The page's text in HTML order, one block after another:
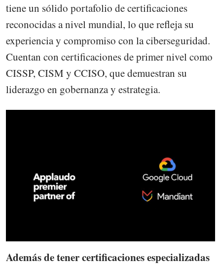
tiene un sólido portafolio de certificaciones
reconocidas a nivel mundial, lo que refleja su
experiencia y compromiso con la ciberseguridad.
Cuentan con certificaciones de primer nivel como
CISSP, CISM y CCISO, que demuestran su
liderazgo en gobernanza y estrategia.
Además de tener certificaciones especializadas